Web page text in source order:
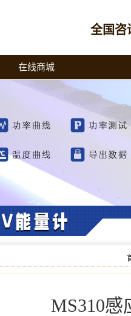
全国咨
在线商城
MS310感